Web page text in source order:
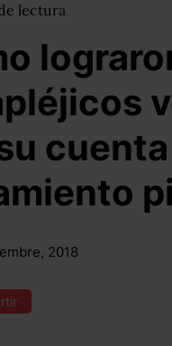
lectura
2018